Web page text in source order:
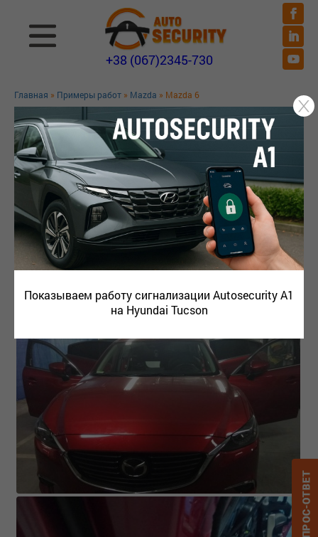
Показываем работу сигнализации Autosecurity A1
на Hyundai Tucson
+38 (067)2345-730
Главная » Примеры работ » Mazda » Mazda 6
MAZDA 6